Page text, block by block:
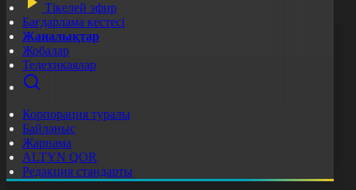
Тікелей эфир
Бағдарлама кестесі
Жаңалықтар
Жобалар
Телехикаялар
Корпорация туралы
Байланыс
Жарнама
ALTYN QOR
Редакция стандарты